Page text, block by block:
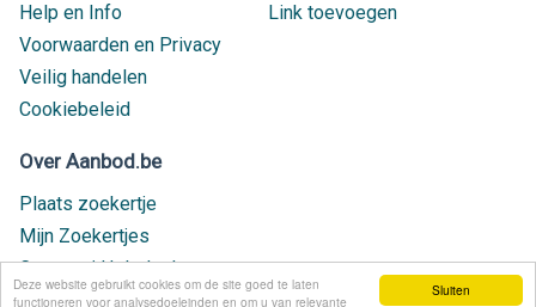
Sluiten
Deze website gebruikt cookies om de site goed te laten
functioneren voor analysedoeleinden en om u van relevante
Help en Info
Voorwaarden en Privacy
Veilig handelen
Cookiebeleid
Link toevoegen
Over Aanbod.be
Plaats zoekertje
Mijn Zoekertjes
Contact / Helpdesk
Nieuw geplaatst